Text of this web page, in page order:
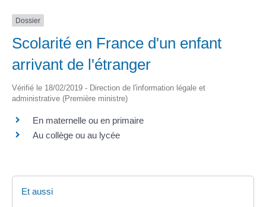
Dossier
Scolarité en France d'un enfant
arrivant de l'étranger
Vérifié le 18/02/2019 - Direction de l'information légale et
administrative (Première ministre)
En maternelle ou en primaire
Au collège ou au lycée
Et aussi